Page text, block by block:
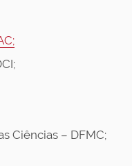
Ciências – DFMC;